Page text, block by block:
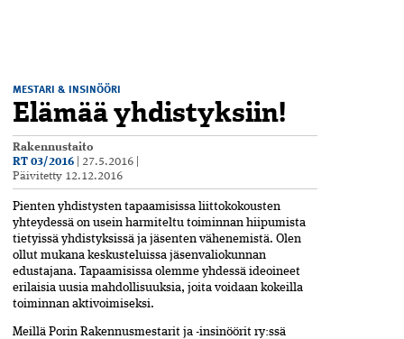
MESTARI & INSINÖÖRI
Elämää yhdistyksiin!
Rakennustaito
RT 03/2016
27.5.2016
Päivitetty 12.12.2016
Pienten yhdistysten tapaamisissa liittokokousten
yhteydessä on usein harmiteltu toiminnan hiipumista
tietyissä yhdistyksissä ja jäsenten vähenemistä. Olen
ollut mukana keskusteluissa jäsenvaliokunnan
edustajana. Tapaamisissa olemme yhdessä ideoineet
erilaisia uusia mahdollisuuksia, joita voidaan kokeilla
toiminnan aktivoimiseksi.
Meillä Porin Rakennusmestarit ja -insinöörit ry:ssä